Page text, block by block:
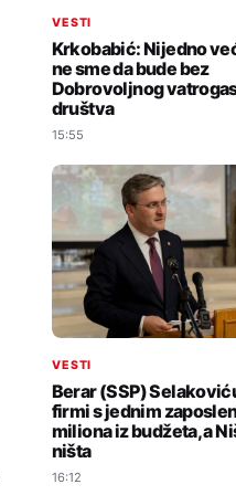
VESTI
Krkobabić: Nijedno
ne sme da bude bez
Dobrovoljnog
društva
15:55
VESTI
Berar (SSP)
firmi s jednim
miliona iz budžeta, a
ništa
16:12